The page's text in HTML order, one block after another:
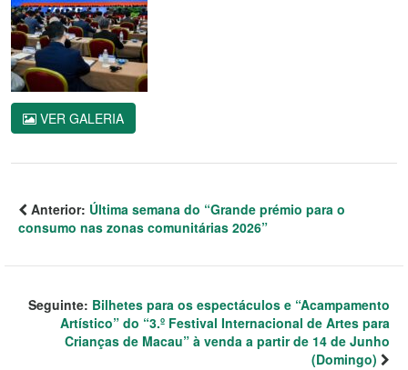
VER GALERIA
Anterior: Última semana do “Grande prémio para o
consumo nas zonas comunitárias 2026”
Seguinte: Bilhetes para os espectáculos e “Acampamento
Artístico” do “3.º Festival Internacional de Artes para
Crianças de Macau” à venda a partir de 14 de Junho
(Domingo)